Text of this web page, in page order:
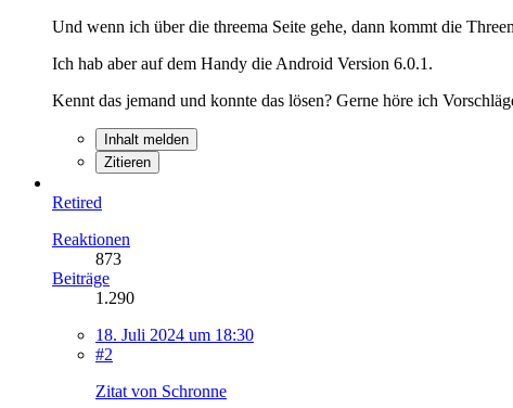
Und wenn ich über die threema Seite gehe, dann kommt die
Ich hab aber auf dem Handy die Android Version 6.0.1.
Kennt das jemand und konnte das lösen? Gerne höre ich
Inhalt melden
Zitieren
Retired
Reaktionen
873
Beiträge
1.290
18. Juli 2024 um 18:30
#2
Zitat von Schronne